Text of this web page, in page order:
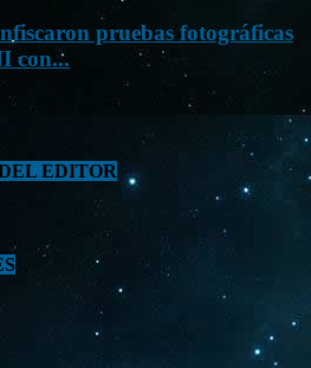
pruebas fotográficas
con...
EDITOR